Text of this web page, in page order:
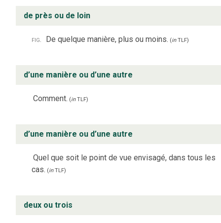
de près ou de loin
fig. De quelque manière, plus ou moins. (inTLF)
d’une manière ou d’une autre
Comment. (inTLF)
d’une manière ou d’une autre
Quel que soit le point de vue envisagé, dans tous les
cas. (inTLF)
deux ou trois